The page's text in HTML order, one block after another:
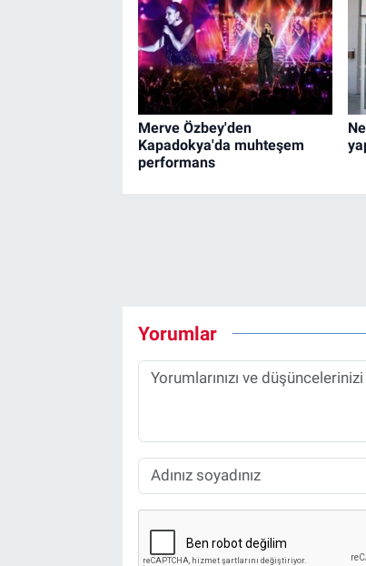
Merve Özbey'den
Kapadokya'da muhteşem
performans
Yorumlar